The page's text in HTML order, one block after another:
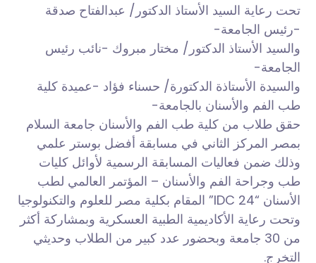
تحت رعاية السيد الأستاذ الدكتور/ عبدالفتاح صدقة
-رئيس الجامعة-
والسيد الأستاذ الدكتور/ مختار مبروك -نائب رئيس
الجامعة-
والسيدة الأستاذة الدكتورة/ حسناء فؤاد -عميدة كلية
طب الفم والأسنان بالجامعة-
حقق طلاب من كلية طب الفم والأسنان جامعة السلام
بمصر المركز الثاني في مسابقة أفضل بوستر علمي
وذلك ضمن فعاليات المسابقة الرسمية لأوائل كليات
طب وجراحة الفم والأسنان – المؤتمر العالمي لطب
الأسنان “IDC 24” المقام بكلية مصر للعلوم والتكنولوجيا
وتحت رعاية الأكاديمية الطبية العسكرية وبمشاركة أكثر
من 30 جامعة وبحضور عدد كبير من الطلاب وحديثي
التخرج.